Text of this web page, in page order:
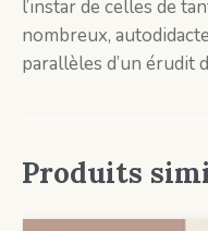
l’instar de celles de
nombreux,
parallèles d’un érudit
Produits